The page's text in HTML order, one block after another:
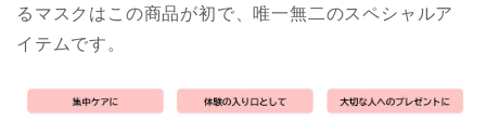
るマスクはこの商品が初で、唯一無二のスペシャルア
イテムです。